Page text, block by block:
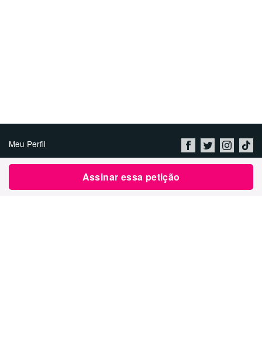
Assinar essa petição
Meu Perfil
Quem somos
Política de Privacidade &